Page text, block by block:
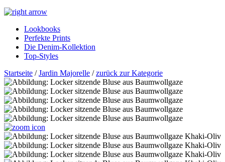
Lookbooks
Perfekte Prints
Die Denim-Kollektion
Top-Styles
Startseite /Jardin Majorelle /zurück zur Kategorie